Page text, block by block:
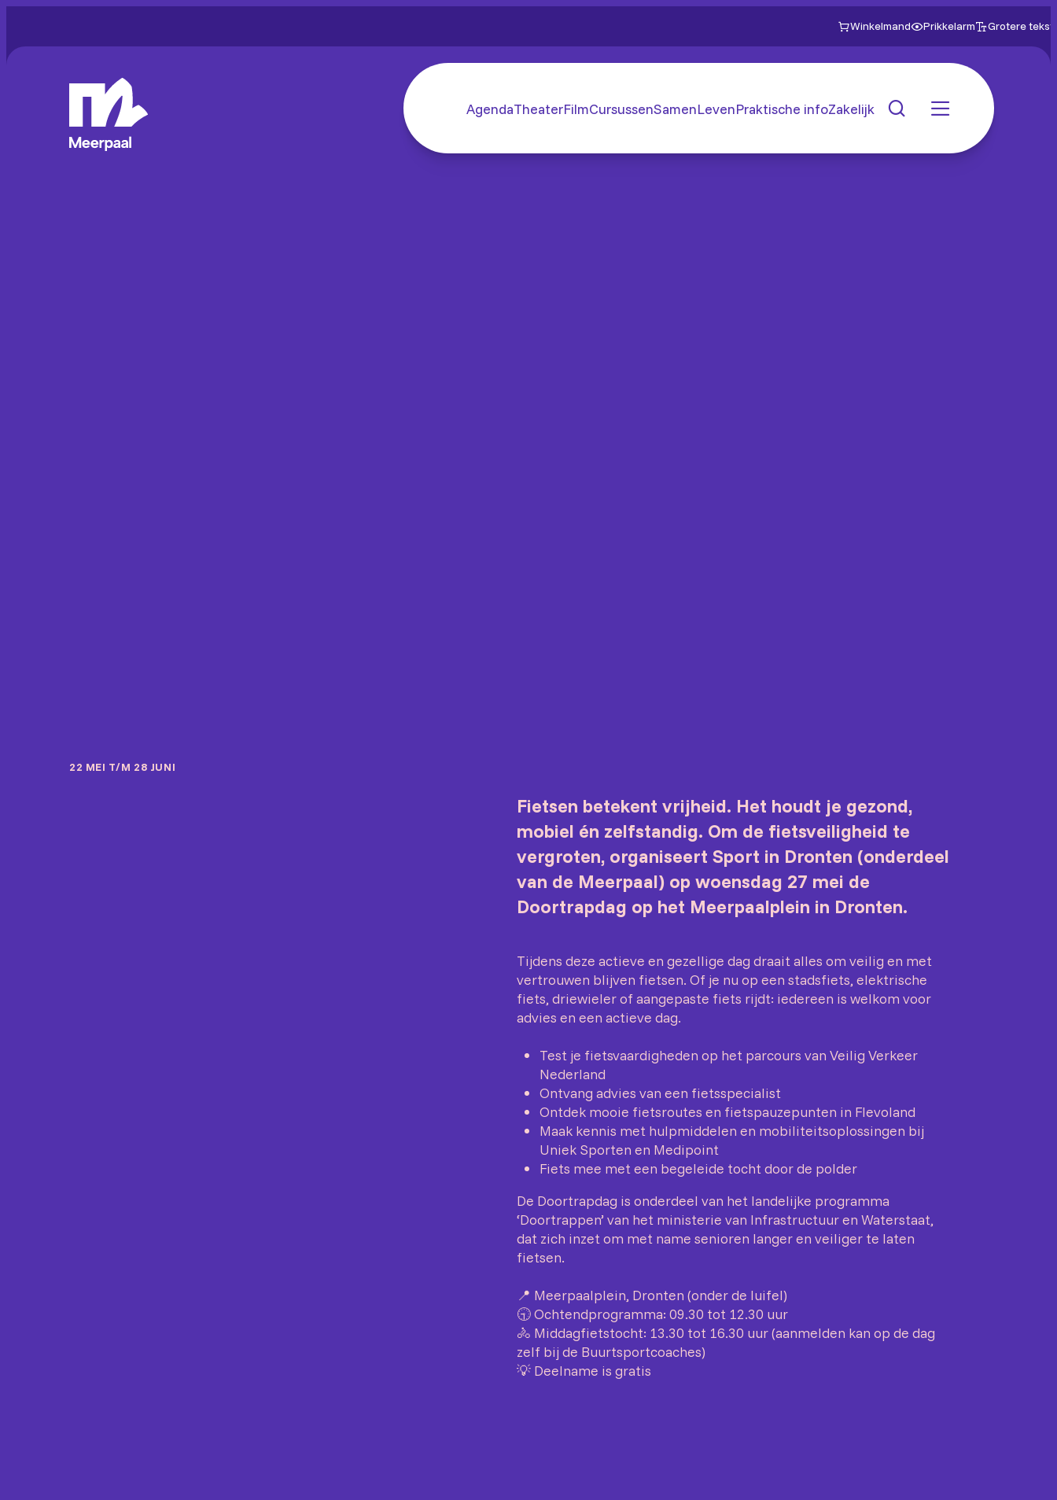
Winkelmand Prikkelarm Grotere tekst
AgendaTheaterFilmCursussenSamenLevenPraktische infoZakelijk
22 MEI T/M 28 JUNI
Fietsen betekent vrijheid. Het houdt je gezond,
mobiel én zelfstandig. Om de fietsveiligheid te
vergroten, organiseert Sport in Dronten (onderdeel
van de Meerpaal) op woensdag 27 mei de
Doortrapdag op het Meerpaalplein in Dronten.
Tijdens deze actieve en gezellige dag draait alles om veilig en met
vertrouwen blijven fietsen. Of je nu op een stadsfiets, elektrische
fiets, driewieler of aangepaste fiets rijdt: iedereen is welkom voor
advies en een actieve dag.
Test je fietsvaardigheden op het parcours van Veilig Verkeer
Nederland
Ontvang advies van een fietsspecialist
Ontdek mooie fietsroutes en fietspauzepunten in Flevoland
Maak kennis met hulpmiddelen en mobiliteitsoplossingen bij
Uniek Sporten en Medipoint
Fiets mee met een begeleide tocht door de polder
De Doortrapdag is onderdeel van het landelijke programma
‘Doortrappen’ van het ministerie van Infrastructuur en Waterstaat,
dat zich inzet om met name senioren langer en veiliger te laten
fietsen.
📍 Meerpaalplein, Dronten (onder de luifel)
🕤 Ochtendprogramma: 09.30 tot 12.30 uur
🚴 Middagfietstocht: 13.30 tot 16.30 uur (aanmelden kan op de dag
zelf bij de Buurtsportcoaches)
💡 Deelname is gratis